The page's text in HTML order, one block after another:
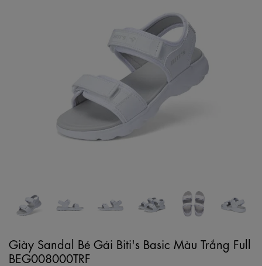
Giày Sandal Bé Gái Biti's Basic Màu Trắng Full
BEG008000TRF